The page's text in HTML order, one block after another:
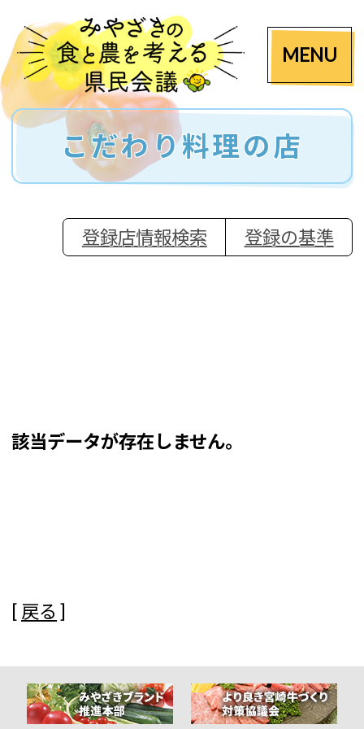
MENU
こだわり料理の店
登録店情報検索 登録の基準
該当データが存在しません。
[ 戻る ]